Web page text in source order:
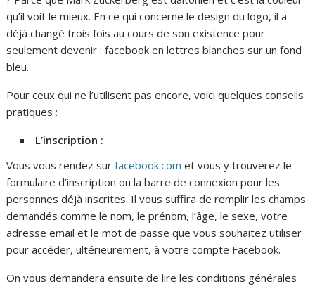
qu’il voit le mieux. En ce qui concerne le design du logo, il a
déjà changé trois fois au cours de son existence pour
seulement devenir : facebook en lettres blanches sur un fond
bleu.
Pour ceux qui ne l’utilisent pas encore, voici quelques conseils
pratiques :
L’inscription :
Vous vous rendez surfacebook.com et vous y trouverez le
formulaire d’inscription ou la barre de connexion pour les
personnes déjà inscrites. Il vous suffira de remplir les champs
demandés comme le nom, le prénom, l’âge, le sexe, votre
adresse email et le mot de passe que vous souhaitez utiliser
pour accéder, ultérieurement, à votre compte Facebook.
On vous demandera ensuite de lire les conditions générales